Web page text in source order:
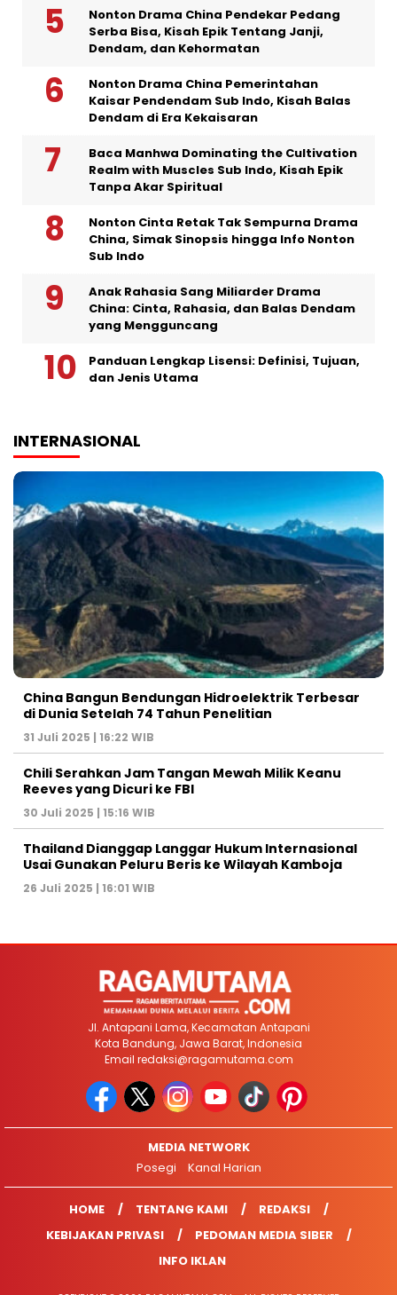
Nonton Drama China Pendekar Pedang
Serba Bisa, Kisah Epik Tentang Janji,
Dendam, dan Kehormatan
Nonton Drama China Pemerintahan
Kaisar Pendendam Sub Indo, Kisah Balas
Dendam di Era Kekaisaran
Baca Manhwa Dominating the Cultivation
Realm with Muscles Sub Indo, Kisah Epik
Tanpa Akar Spiritual
Nonton Cinta Retak Tak Sempurna Drama
China, Simak Sinopsis hingga Info Nonton
Sub Indo
Anak Rahasia Sang Miliarder Drama
China: Cinta, Rahasia, dan Balas Dendam
yang Mengguncang
Panduan Lengkap Lisensi: Definisi, Tujuan,
dan Jenis Utama
INTERNASIONAL
China Bangun Bendungan Hidroelektrik Terbesar
di Dunia Setelah 74 Tahun Penelitian
31 Juli 2025 | 16:22 WIB
Chili Serahkan Jam Tangan Mewah Milik Keanu
Reeves yang Dicuri ke FBI
30 Juli 2025 | 15:16 WIB
Thailand Dianggap Langgar Hukum Internasional
Usai Gunakan Peluru Beris ke Wilayah Kamboja
26 Juli 2025 | 16:01 WIB
Jl. Antapani Lama, Kecamatan Antapani
Kota Bandung, Jawa Barat, Indonesia
Email redaksi@ragamutama.com
MEDIA NETWORK
Posegi
Kanal Harian
HOME TENTANG KAMI
REDAKSI
KEBIJAKAN PRIVASI
PEDOMAN MEDIA SIBER
INFO IKLAN